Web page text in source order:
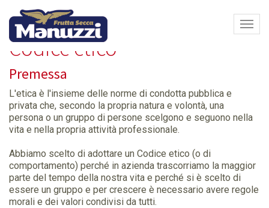
barra
Home Azienda
Codice etico
Premessa
L'etica è l'insieme delle norme di condotta pubblica e
privata che, secondo la propria natura e volontà, una
persona o un gruppo di persone scelgono e seguono nella
vita e nella propria attività professionale.
Abbiamo scelto di adottare un Codice etico (o di
comportamento) perché in azienda trascorriamo la maggior
parte del tempo della nostra vita e perché si è scelto di
essere un gruppo e per crescere è necessario avere regole
morali e dei valori condivisi da tutti.